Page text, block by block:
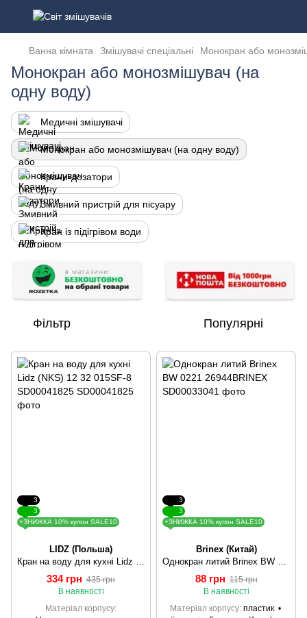
Ванна кімната Змішувачі спеціальні Монокран або
Монокран або монозмішувач (на
одну воду)
Медичні змішувачі
Монокран або монозмішувач (на одну воду)
Крани-дозатори
Змивний пристрій для пісуару
Кран із підігрівом води
Фільтр Популярні
3
3
+ЗНИЖКА 10% купон SALE10
LIDZ (Польша)
Кран на воду для кухні Lidz (NKS) 12 32 015SF-8 SD00041825
334 грн 435 грн
В наявності
Матеріал корпусу
3
3
+ЗНИЖКА 10% купон SALE10
Brinex (Китай)
Однокран литий Brinex BW 0221 26944BRINEX
88 грн 115 грн
В наявності
Матеріал корпусу пластик